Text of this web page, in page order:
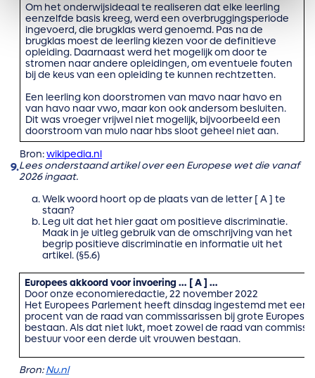
Om het onderwijsideaal te realiseren dat elke leerling
eenzelfde basis kreeg, werd een overbruggingsperiode
ingevoerd, die brugklas werd genoemd. Pas na de
brugklas moest de leerling kiezen voor de definitieve
opleiding. Daarnaast werd het mogelijk om door te
stromen naar andere opleidingen, om eventuele fouten
bij de keus van een opleiding te kunnen rechtzetten.
Een leerling kon doorstromen van mavo naar havo en
van havo naar vwo, maar kon ook andersom besluiten.
Dit was vroeger vrijwel niet mogelijk, bijvoorbeeld een
doorstroom van mulo naar hbs sloot geheel niet aan.
Bron:wikipedia.nl
9.Lees onderstaand artikel over een Europese wet die vanaf
2026 ingaat.
Welk woord hoort op de plaats van de letter [ A ] te
staan?
Leg uit dat het hier gaat om positieve discriminatie.
Maak in je uitleg gebruik van de omschrijving van het
begrip positieve discriminatie en informatie uit het
artikel. (§5.6)
Europees akkoord voor invoering … [ A ] …
Door onze economieredactie, 22 november 2022
Het Europees Parlement heeft dinsdag ingestemd met een
procent van de raad van commissarissen bij grote
bestaan. Als dat niet lukt, moet zowel de raad van
bestuur voor een derde uit vrouwen bestaan.
Bron: Nu.nl